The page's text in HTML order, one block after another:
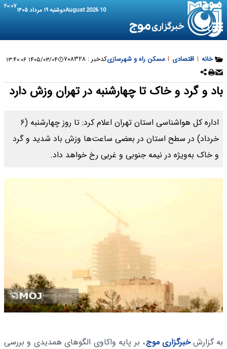
10 August 2026 دوشنبه ۱۹ مرداد ۱۴۰۵ ۲۰:۰۷
خانه | اقتصادی | مسکن راه و شهرسازیکدخبر : ۷۰۸۳۲۸ ۱۴۰۵/۰۳/۰۴ ۱۳:۴۰:۰۶
باد و گرد و خاک تا چهارشنبه در تهران وزش دارد
اداره کل هواشناسی استان تهران اعلام کرد: تا روز چهارشنبه (۶
خرداد) در سطح استان در بعضی ساعت‌ها وزش باد شدید و گرد
و خاک به‌ویژه در نیمه جنوبی و غربی رخ خواهد داد.
به گزارشخبرگزاری موج، بر پایه واکاوی الگوهای همدیدی و بررسی